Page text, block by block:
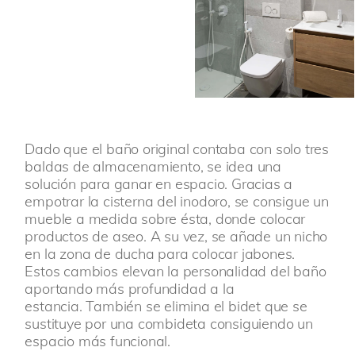
Dado que el baño original contaba con solo tres
baldas de almacenamiento, se idea una
solución para ganar en espacio. Gracias a
empotrar la cisterna del inodoro, se consigue un
mueble a medida sobre ésta, donde colocar
productos de aseo. A su vez, se añade un nicho
en la zona de ducha para colocar jabones.
Estos cambios elevan la personalidad del baño
aportando más profundidad a la
estancia.También se elimina el bidet que se
sustituye por una combideta consiguiendo un
espacio más funcional.